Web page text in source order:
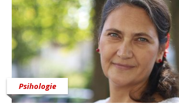
Psihologie